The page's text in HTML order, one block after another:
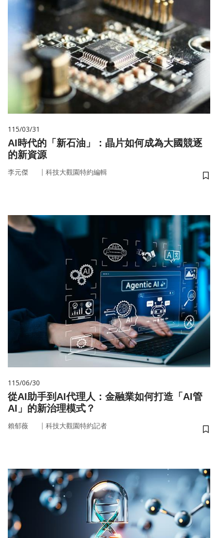
115/03/31
AI時代的「新石油」：晶片如何成為大國競逐
的新資源
李元傑 ｜ 科技大觀園特約編輯
儲
115/06/30
從AI助手到AI代理人：金融業如何打造「AI管
AI」的新治理模式？
賴郁薇 ｜ 科技大觀園特約記者
儲